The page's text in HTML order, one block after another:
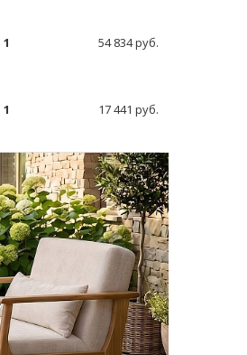
1 54 834 руб.
1 17 441 руб.